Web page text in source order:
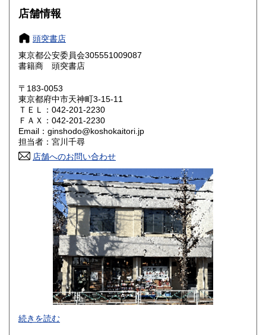
岐阜県
愛知県
滋賀県
大阪府 1,800円
奈良県 1,800円
鳥取県
1,800円 広島県
1,800円 徳島県
1,800円 愛媛県
1,800円 福岡県
1,800円 長崎県
1,800円 大分県
宮崎県
店舗情報
頭突書店
東京都公安委員会305551009087
書籍商 頭突書店
〒183-0053
東京都府中市天神町3-15-11
ＴＥＬ：042-201-2230
ＦＡＸ：042-201-2230
Email：ginshodo@koshokaitori.jp
担当者：宮川千尋
店舗へのお問い合わせ
東京都では「銀装堂」として営業しております。
基本的には同じ書店となります。
続きを読む